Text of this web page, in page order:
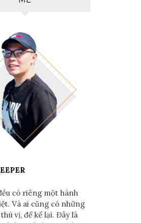
có riêng một hành
Và ai cũng có những
vị, để kể lại. Đây là